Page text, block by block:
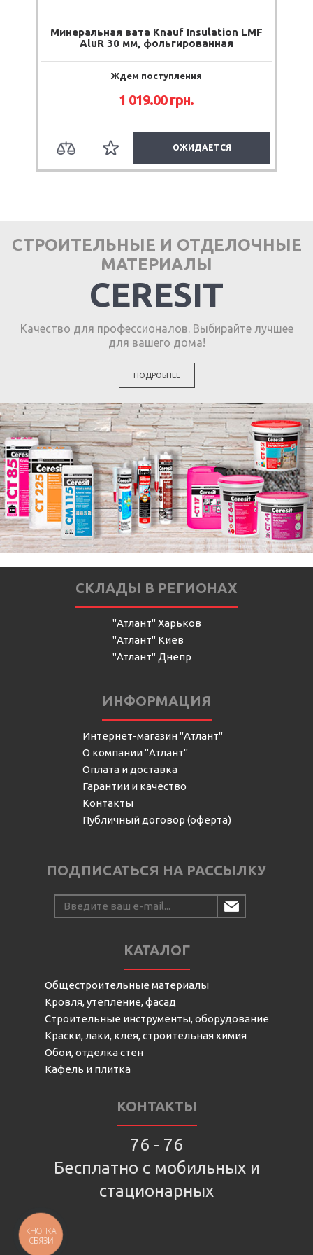
Минеральная вата Knauf Insulation LMF
AluR 30 мм, фольгированная
Ждем поступления
1 019.00 грн.
ОЖИДАЕТСЯ
СТРОИТЕЛЬНЫЕ И ОТДЕЛОЧНЫЕ
МАТЕРИАЛЫ
CERESIT
Качество для профессионалов. Выбирайте лучшее
для вашего дома!
ПОДРОБНЕЕ
СКЛАДЫ В РЕГИОНАХ
"Атлант" Харьков
"Атлант" Киев
"Атлант" Днепр
ИНФОРМАЦИЯ
Интернет-магазин "Атлант"
О компании "Атлант"
Оплата и доставка
Гарантии и качество
Контакты
Публичный договор (оферта)
ПОДПИСАТЬСЯ НА РАССЫЛКУ
КАТАЛОГ
Общестроительные материалы
Кровля, утепление, фасад
Строительные инструменты, оборудование
Краски, лаки, клея, строительная химия
Обои, отделка стен
Кафель и плитка
КОНТАКТЫ
76 - 76
Бесплатно с мобильных и
стационарных
КНОПКА
СВЯЗИ